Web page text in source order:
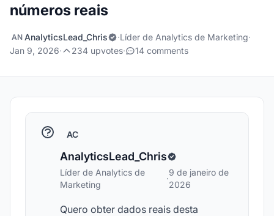
números reais
AN AnalyticsLead_Chris ·Líder de Analytics de Marketing·
Jan 9, 2026· 234 upvotes· 14 comments
AC
AnalyticsLead_Chris
Líder de Analytics de
Marketing
·
9 de janeiro de
2026
Quero obter dados reais desta